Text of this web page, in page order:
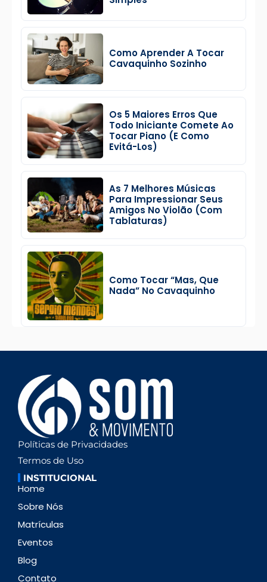
Como Aprender A Tocar
Cavaquinho Sozinho
Os 5 Maiores Erros Que
Todo Iniciante Comete Ao
Tocar Piano (e Como
Evitá-Los)
As 7 Melhores Músicas
Para Impressionar Seus
Amigos No Violão (Com
Tablaturas)
Como Tocar “Mas, Que
Nada” No Cavaquinho
Políticas de Privacidades
Termos de Uso
INSTITUCIONAL
Home
Sobre Nós
Matrículas
Eventos
Blog
Contato